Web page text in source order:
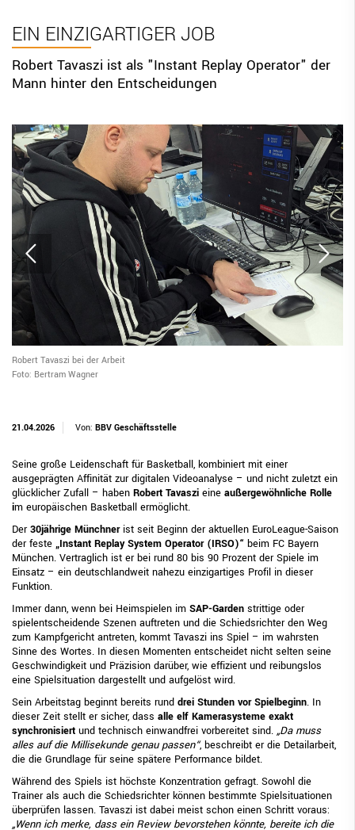
EIN EINZIGARTIGER JOB
Robert Tavaszi ist als "Instant Replay Operator" der
Mann hinter den Entscheidungen
Robert Tavaszi bei der Arbeit
Foto: Bertram Wagner
21.04.2026 Von: BBV Geschäftsstelle
Seine große Leidenschaft für Basketball, kombiniert mit einer
ausgeprägten Affinität zur digitalen Videoanalyse – und nicht zuletzt ein
glücklicher Zufall – haben Robert Tavaszi eine außergewöhnliche Rolle
im europäischen Basketball ermöglicht.
Der30jährige Münchnerist seit Beginn der aktuellen EuroLeague-Saison
der feste „Instant Replay System Operator (IRSO)“ beim FC Bayern
München. Vertraglich ist er bei rund 80 bis 90 Prozent der Spiele im
Einsatz – ein deutschlandweit nahezu einzigartiges Profil in dieser
Funktion.
Immer dann, wenn bei Heimspielen im SAP-Garden strittige oder
spielentscheidende Szenen auftreten und die Schiedsrichter den Weg
zum Kampfgericht antreten, kommt Tavaszi ins Spiel – im wahrsten
Sinne des Wortes. In diesen Momenten entscheidet nicht selten seine
Geschwindigkeit und Präzision darüber, wie effizient und reibungslos
eine Spielsituation dargestellt und aufgelöst wird.
Sein Arbeitstag beginnt bereits rund drei Stunden vor Spielbeginn. In
dieser Zeit stellt er sicher, dass alle elf Kamerasysteme exakt
synchronisiert und technisch einwandfrei vorbereitet sind. „Da muss
alles auf die Millisekunde genau passen“, beschreibt er die Detailarbeit,
die die Grundlage für seine spätere Performance bildet.
Während des Spiels ist höchste Konzentration gefragt. Sowohl die
Trainer als auch die Schiedsrichter können bestimmte Spielsituationen
überprüfen lassen. Tavaszi ist dabei meist schon einen Schritt voraus:
„Wenn ich merke, dass ein Review bevorstehen könnte, bereite ich die
BBV Links
DIGITAL SCORE SHEET
STRUKTURREFORM